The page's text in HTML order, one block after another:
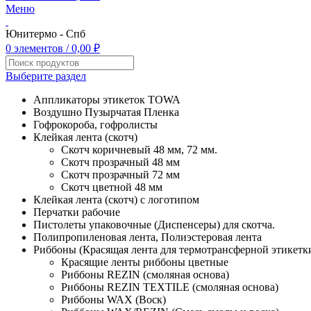
Меню
Юнитермо - Спб
0 элементов / 0,00 ₽
Выберите раздел
Аппликаторы этикеток TOWA
Воздушно Пузырчатая Пленка
Гофрокороба, гофролисты
Клейкая лента (скотч)
Скотч коричневый 48 мм, 72 мм.
Скотч прозрачный 48 мм
Скотч прозрачный 72 мм
Скотч цветной 48 мм
Клейкая лента (скотч) с логотипом
Перчатки рабочие
Пистолеты упаковочные (Диспенсеры) для скотча.
Полипропиленовая лента, Полиэстеровая лента
Риббоны (Красящая лента для термотрансферной
Красящие ленты риббоны цветные
Риббоны REZIN (смоляная основа)
Риббоны REZIN TEXTILE (смоляная основа)
Риббоны WAX (Воск)